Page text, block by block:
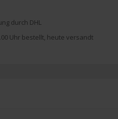
durch DHL
Uhr bestellt, heute versandt